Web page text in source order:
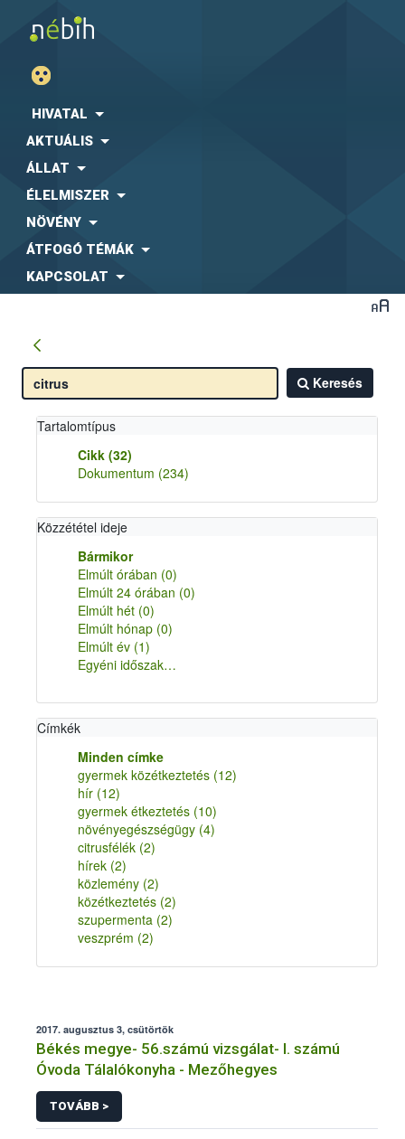
HIVATAL
AKTUÁLIS
ÁLLAT
ÉLELMISZER
NÖVÉNY
ÁTFOGÓ TÉMÁK
KAPCSOLAT
Keresés
Tartalomtípus
Cikk (32)
Dokumentum (234)
Közzététel ideje
Bármikor
Elmúlt órában (0)
Elmúlt 24 órában (0)
Elmúlt hét (0)
Elmúlt hónap (0)
Elmúlt év (1)
Egyéni időszak…
Címkék
Minden címke
gyermek közétkeztetés (12)
hír (12)
gyermek étkeztetés (10)
növényegészségügy (4)
citrusfélék (2)
hírek (2)
közlemény (2)
közétkeztetés (2)
szupermenta (2)
veszprém (2)
2017. augusztus 3, csütörtök
Békés megye- 56.számú vizsgálat- I. számú
Óvoda Tálalókonyha - Mezőhegyes
TOVÁBB >